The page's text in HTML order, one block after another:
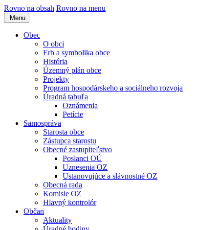
Rovno na obsah Rovno na menu
Menu
Obec
O obci
Erb a symbolika obce
História
Územný plán obce
Projekty
Program hospodárskeho a sociálneho rozvoja
Úradná tabuľa
Oznámenia
Petície
Samospráva
Starosta obce
Zástupca starostu
Obecné zastupiteľstvo
Poslanci OÚ
Uznesenia OZ
Ustanovujúce a slávnostné OZ
Obecná rada
Komisie OZ
Hlavný kontrolór
Občan
Aktuality